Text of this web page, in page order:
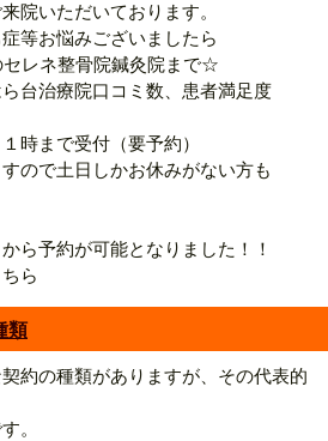
院いただいております。
等お悩みございましたら
レネ整骨院鍼灸院まで☆
台治療院口コミ数、患者満足度
時まで受付（要予約）
ので土日しかお休みがない方も
ら予約が可能となりました！！
ら
類
約の種類がありますが、その代表的
。